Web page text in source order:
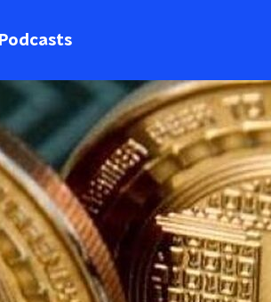
Podcasts